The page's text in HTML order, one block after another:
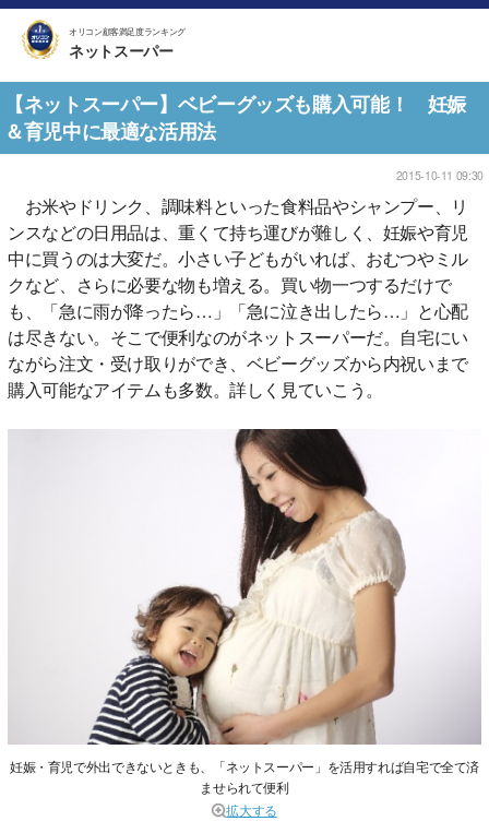
オリコン顧客満足度ランキング
ネットスーパー
【ネットスーパー】ベビーグッズも購入可能！ 妊娠
＆育児中に最適な活用法
2015-10-11 09:30
お米やドリンク、調味料といった食料品やシャンプー、リ
ンスなどの日用品は、重くて持ち運びが難しく、妊娠や育児
中に買うのは大変だ。小さい子どもがいれば、おむつやミル
クなど、さらに必要な物も増える。買い物一つするだけで
も、「急に雨が降ったら…」「急に泣き出したら…」と心配
は尽きない。そこで便利なのがネットスーパーだ。自宅にい
ながら注文・受け取りができ、ベビーグッズから内祝いまで
購入可能なアイテムも多数。詳しく見ていこう。
妊娠・育児で外出できないときも、「ネットスーパー」を活用すれば自宅で全て済
ませられて便利
拡大する